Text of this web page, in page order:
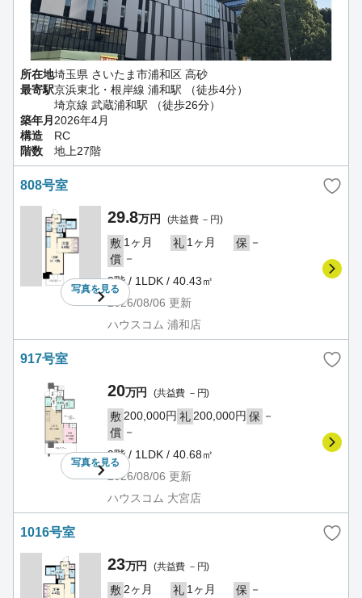
所在地埼玉県 さいたま市浦和区 高砂
最寄駅京浜東北・根岸線 浦和駅 （徒歩4分）
埼京線 武蔵浦和駅 （徒歩26分）
築年月 2026年4月
構造
RC
階数
地上27階
808号室
写真を見る
29.8万円 (共益費 －円)
敷 1ヶ月 礼 1ヶ月 保 －
償 －
8階 / 1LDK / 40.43㎡
2026/08/06 更新
ハウスコム 浦和店
917号室
写真を見る
20万円 (共益費 －円)
敷 200,000円 礼 200,000円 保 －
償 －
9階 / 1LDK / 40.68㎡
2026/08/06 更新
ハウスコム 大宮店
1016号室
23万円 (共益費 －円)
敷 2ヶ月 礼 1ヶ月 保 －